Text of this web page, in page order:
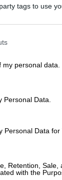
tags to use
personal data.
Data.
Personal Data for
Retention, Sale,
with the
στη
στη
της
έχουν
ο
αστυνομία
τις